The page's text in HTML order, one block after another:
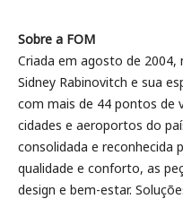
Sobre a FOM
Criada em agosto de 2004,
Sidney Rabinovitch e sua
com mais de 44 pontos de
cidades e aeroportos do
consolidada e reconhecida
qualidade e conforto, as
design e bem-estar.